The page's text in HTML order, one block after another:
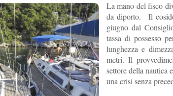
La mano del fisco
da diporto. Il
giugno dal
tassa di possesso
lunghezza e
metri. Il
settore della nautica
una crisi senza